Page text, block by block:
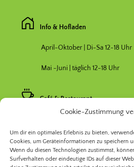
Cookie-Zustimmung
Um dir ein optimales Erlebnis zu bieten,
Cookies, um Geräteinformationen zu speichern
Wenn du diesen Technologien zustimmst,
Surfverhalten oder eindeutige IDs auf dieser
Info & Hofladen
April-Oktober | Di-Sa 12-18 Uhr
Mai -Juni | täglich 12-18 Uhr
Café & Restaurant
Hauptsaison Mai-September